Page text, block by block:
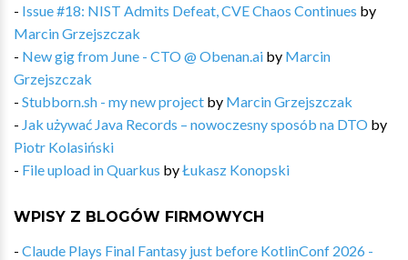
- Issue #18: NIST Admits Defeat, CVE Chaos Continues by
Marcin Grzejszczak
- New gig from June - CTO @ Obenan.ai by Marcin
Grzejszczak
- Stubborn.sh - my new project by Marcin Grzejszczak
- Jak używać Java Records – nowoczesny sposób na DTO by
Piotr Kolasiński
- File upload in Quarkus byŁukasz Konopski
WPISY Z BLOGÓW FIRMOWYCH
- Claude Plays Final Fantasy just before KotlinConf 2026 -